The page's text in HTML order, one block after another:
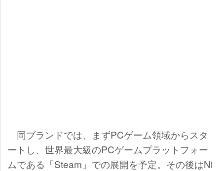
同ブランドでは、まずPCゲーム領域からスタ
ートし、世界最大級のPCゲームプラットフォー
ムである「Steam」での展開を予定。その後はNi